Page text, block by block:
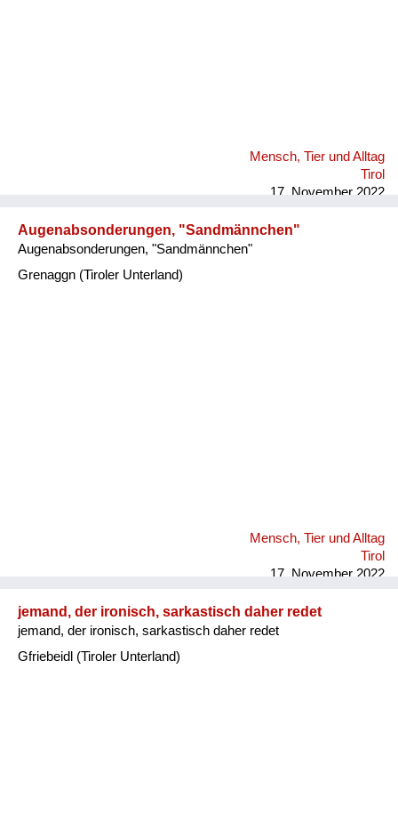
Mensch, Tier und Alltag
Tirol
17. November 2022
Augenabsonderungen, "Sandmännchen"
Augenabsonderungen, "Sandmännchen"
Grenaggn (Tiroler Unterland)
Mensch, Tier und Alltag
Tirol
17. November 2022
jemand, der ironisch, sarkastisch daher redet
jemand, der ironisch, sarkastisch daher redet
Gfriebeidl (Tiroler Unterland)